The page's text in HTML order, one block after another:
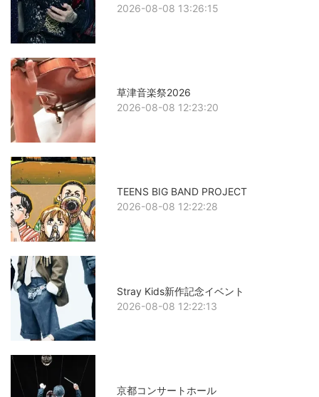
2026-08-08 13:26:15
草津音楽祭2026
2026-08-08 12:23:20
TEENS BIG BAND PROJECT
2026-08-08 12:22:28
Stray Kids新作記念イベント
2026-08-08 12:22:13
京都コンサートホール